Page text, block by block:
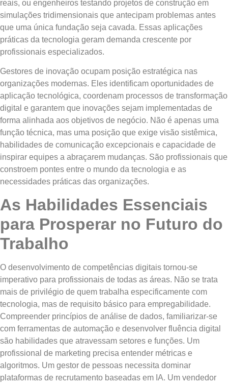
reais, ou engenheiros testando projetos de construção em
simulações tridimensionais que antecipam problemas antes
que uma única fundação seja cavada. Essas aplicações
práticas da tecnologia geram demanda crescente por
profissionais especializados.
Gestores de inovação ocupam posição estratégica nas
organizações modernas. Eles identificam oportunidades de
aplicação tecnológica, coordenam processos de transformação
digital e garantem que inovações sejam implementadas de
forma alinhada aos objetivos de negócio. Não é apenas uma
função técnica, mas uma posição que exige visão sistêmica,
habilidades de comunicação excepcionais e capacidade de
inspirar equipes a abraçarem mudanças. São profissionais que
constroem pontes entre o mundo da tecnologia e as
necessidades práticas das organizações.
As Habilidades Essenciais
para Prosperar no Futuro do
Trabalho
O desenvolvimento de competências digitais tornou-se
imperativo para profissionais de todas as áreas. Não se trata
mais de privilégio de quem trabalha especificamente com
tecnologia, mas de requisito básico para empregabilidade.
Compreender princípios de análise de dados, familiarizar-se
com ferramentas de automação e desenvolver fluência digital
são habilidades que atravessam setores e funções. Um
profissional de marketing precisa entender métricas e
algoritmos. Um gestor de pessoas necessita dominar
plataformas de recrutamento baseadas em IA. Um vendedor